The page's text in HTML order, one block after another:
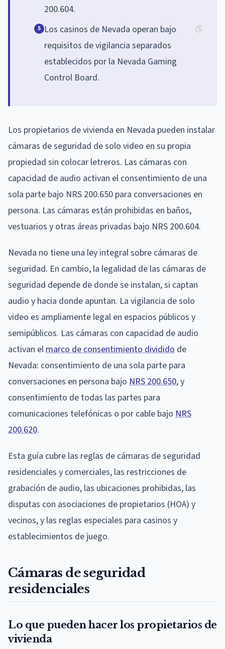
200.604.
5 Los casinos de Nevada operan bajo
requisitos de vigilancia separados
establecidos por la Nevada Gaming
Control Board.
Los propietarios de vivienda en Nevada pueden instalar
cámaras de seguridad de solo video en su propia
propiedad sin colocar letreros. Las cámaras con
capacidad de audio activan el consentimiento de una
sola parte bajo NRS 200.650 para conversaciones en
persona. Las cámaras están prohibidas en baños,
vestuarios y otras áreas privadas bajo NRS 200.604.
Nevada no tiene una ley integral sobre cámaras de
seguridad. En cambio, la legalidad de las cámaras de
seguridad depende de donde se instalan, si captan
audio y hacia donde apuntan. La vigilancia de solo
video es ampliamente legal en espacios públicos y
semipúblicos. Las cámaras con capacidad de audio
activan el marco de consentimiento dividido de
Nevada: consentimiento de una sola parte para
conversaciones en persona bajo NRS 200.650, y
consentimiento de todas las partes para
comunicaciones telefónicas o por cable bajo NRS
200.620.
Esta guía cubre las reglas de cámaras de seguridad
residenciales y comerciales, las restricciones de
grabación de audio, las ubicaciones prohibidas, las
disputas con asociaciones de propietarios (HOA) y
vecinos, y las reglas especiales para casinos y
establecimientos de juego.
Cámaras de seguridad
residenciales
Lo que pueden hacer los propietarios de
vivienda